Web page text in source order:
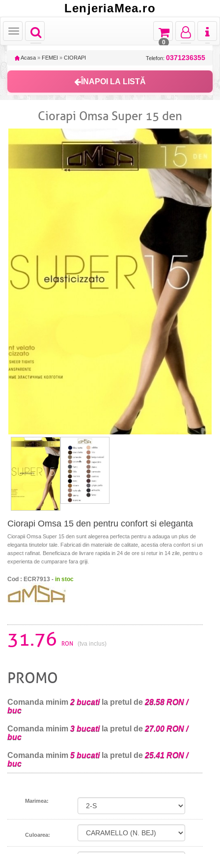
LenjeriaMea.ro
Toggle
navigation
Toggle
Toggle
navigation
Toggle
navigation
Toggle
navigation
0
Acasa » FEMEI » CIORAPI Telefon: 0371236355
ÎNAPOI LA LISTĂ
Ciorapi Omsa Super 15 den
Ciorapi Omsa 15 den pentru confort si eleganta
Ciorapii Omsa Super 15 den sunt alegerea perfecta pentru a adauga un plus de
eleganta tinutelor tale. Fabricati din materiale de calitate, acestia ofera confort si un
aspect rafinat. Beneficiaza de livrare rapida in 24 de ore si retur in 14 zile, pentru o
experienta de cumparare fara griji.
Cod : ECR7913 - in stoc
31.76 RON (tva inclus)
PROMO
Comanda minim 2 bucatila pretul de 28.58 RON /
buc
Comanda minim 3 bucatila pretul de 27.00 RON /
buc
Comanda minim 5 bucatila pretul de 25.41 RON /
buc
Marimea:
Culoarea: